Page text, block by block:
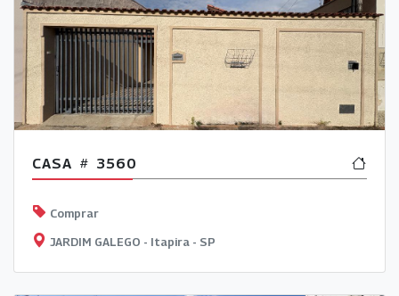
CASA 3560
Comprar
JARDIM GALEGO - Itapira - SP